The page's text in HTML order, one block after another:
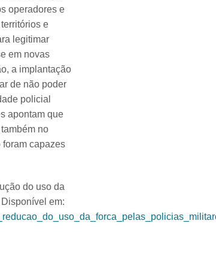
operadores e
e
legitimar
em novas
a implantação
de não poder
policial
apontam que
no
capazes
do uso da
em: